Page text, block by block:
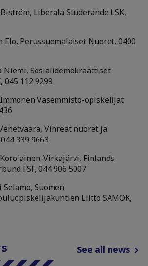
Liberala Studerande LSK,
Elo, Perussuomalaiset Nuoret, 0400
Niemi, Sosialidemokraattiset
045 112 9299
Vasemmisto-opiskelijat
Vihreät nuoret ja
339 9663
Virkajärvi, Finlands
FSF, 044 906 5007
Suomen
Liitto SAMOK,
See all news